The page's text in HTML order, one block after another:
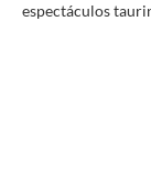
espectáculos